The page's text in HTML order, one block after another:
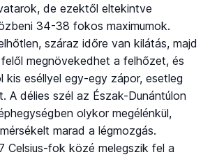
de ezektől eltekintve
34-38 fokos maximumok.
száraz időre van kilátás, majd
megnövekedhet a felhőzet, és
kis eséllyel egy-egy zápor, esetleg
A délies szél az Észak-Dunántúlon
olykor megélénkül,
marad a légmozgás.
Celsius-fok közé melegszik fel a